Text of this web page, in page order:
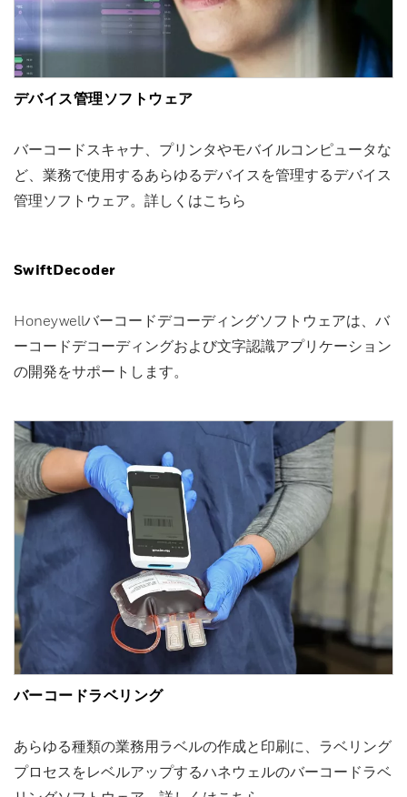
デバイス管理ソフトウェア
バーコードスキャナ、プリンタやモバイルコンピュータな
ど、業務で使用するあらゆるデバイスを管理するデバイス
管理ソフトウェア。詳しくはこちら
SwiftDecoder
Honeywellバーコードデコーディングソフトウェアは、バ
ーコードデコーディングおよび文字認識アプリケーション
の開発をサポートします。
バーコードラベリング
あらゆる種類の業務用ラベルの作成と印刷に、ラベリング
プロセスをレベルアップするハネウェルのバーコードラベ